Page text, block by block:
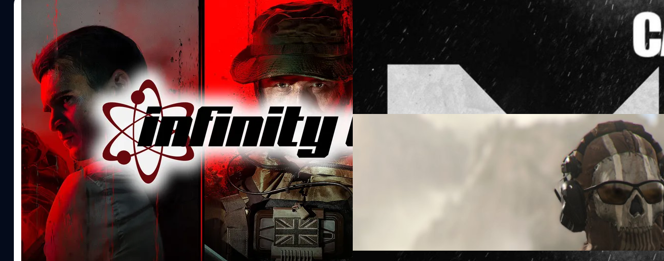
22/11/2023
อรรถพันธ์ ภาษาสุข| 990 days ago
Read More
Infinity Ward กำลังเปิดสตูดิโออีกแห่ง เพื่อขยายแฟรนไชส์ Call of Duty
สตูดิโอพัฒนา Call of Duty ที่รู้จักกันมานานอย่าง Infinity Ward กำลังขยายการดำเนินงานอีกครั้ง โดยเปิด
สตูดิโออีกแห่งเพื่อทำงานกับแฟรนไชส์นี้ ตามประกาศจาก Infinity Ward (ข้อมูลจาก VGC) สตูดิโอได้ขยาย
ไปยังเมืองออสติน รัฐเท็กซัส Infinity Ward ซึ่งกำลังรับสมัครงานใหม่หลายตำแหน่ง รวมถึงตำแหน่ง UI และ
ตำแหน่งออกแบบ เนื่องจากสตูดิโอเพิ่งเปิด สาขานี้จึงมีแนวโน้มอยู่ในขั้นตอนการวางแผนเบื้องต้นสำหรับ
เกมถัดไป หรือสนับสนุนเกมที่กำลังพัฒนา หรือไม่ก็เกมที่ออกวางจำหน่ายไปแล้ว การขยายตัวของ Infinity
Ward เกิดขึ้นหลังจากที่สตูดิโอได้ก่อตั้งทีมใหม่ในสเปนเมื่อต้นปีนี้ ซึ่งเป็นการร่วมทุนระหว่าง Digital
Legends ผู้พัฒนาเกมมือถือ Call of Duty และสาขาของสตูดิโอจากบาร์เซโลนา ทีมนี้จะนำโดย Riccard
Linde จาก Infinity Ward ผู้อำนวยการฝ่ายศิลปะและเทคโนโลยีของสตูดิโอ และมุ่งเน้นที่การสร้างสรรค์ผล
งานศิลปะสำหรับแฟรนไชส์ อย่างไรก็ตาม นักพัฒนาจะต้องมองหาวิธีสร้าง "ประสบการณ์ที่ใหม่และไม่
เหมือนใคร" สำหรับซีรีส์นี้ โดยใช้เทคโนโลยีที่ดีที่สุดที่มีอยู่ในปัจจุบัน อ้างอิง พิสูจน์อักษร : สุชยา…
‘Call of Duty: Modern Warfare 2’ เพียงแค่เปิด Open Beta ก็พบโปรแกรม
โกงแล้ว
'Call of Duty: Modern Warfare 2' เพียงแค่เปิด Open Beta ก็พบโปรแกรงโกงแล้ว
Read More
Call of Duty: Modern Warfare II เผยแผนที่ ‘Farm 18’ ของโหมดมัลติเพล
หลังจากมีข่าวว่าเกม Call of Duty: Modern Warfare II กำลังจะเปิด Multiplayer Beta ในช่วงกลางเดือน
กันยายน 2022 และประกาศว่า Marina Bay Grand Prix เป็น 1 ในแผนที่ของโหมดมัลติเพลเยอร์ ล่าสุดค่าย
เกม Activision และทีมพัฒนา Infinity Ward ได้เปิดเผยแผนที่โรงงานปูนซีเมนต์ที่เรียกว่า ‘Farm 18’ ซึ่งได้รับ
แรงบันดาลใจมาจากแผนที่ Shoot House ของเกม Call of Duty: Modern Warfare เจฟฟ์ สมิธ (Geoff
Smith) ผู้กำกับการออกแบบโหมดมัลติเพลเยอร์กล่าวว่า “ถ้าคุณอยากเล่นแบบบ้าระห่ำก็สามารถไปที่
จุดศูนย์กลางแล้วจะพบกับการต่อสู้ แต่ถ้าคุณต้องการล่าถอยและเล่นแบบอื่นก็สามารถทำได้” แอชลีย์
ธันเดอร์คลิฟฟ์ (Ashley Thundercliffe) ผู้ออกแบบสภาพแวดล้อมกล่าวถึงความสมจริงในแผนที่ว่า “ถ้าเรา
สร้างพุ่มไม้จนหนาเกินไปก็จะมีคนมาแอบซุ่มยิง แต่ถ้าสร้างพุ่มไม้บาง ๆ ก็ไม่สามารถบอกเล่าว่ามันเป็นสถานที่
รกร้าง” ที่มา: gamingbolt…
| 1454 days ago